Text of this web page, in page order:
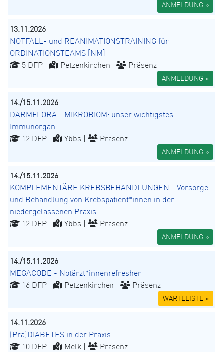
ANMELDUNG »
13.11.2026
NOTFALL- und REANIMATIONSTRAINING für
ORDINATIONSTEAMS [NM]
5 DFP |
Petzenkirchen | Präsenz
ANMELDUNG »
14./15.11.2026
DARMFLORA - MIKROBIOM: unser wichtigstes
Immunorgan
12 DFP |
Ybbs | Präsenz
ANMELDUNG »
14./15.11.2026
KOMPLEMENTÄRE KREBSBEHANDLUNGEN - Vorsorge
und Behandlung von Krebspatient*innen in der
niedergelassenen Praxis
12 DFP |
Ybbs | Präsenz
ANMELDUNG »
14./15.11.2026
MEGACODE - Notärzt*innenrefresher
16 DFP |
Petzenkirchen | Präsenz
WARTELISTE »
14.11.2026
(Prä)DIABETES in der Praxis
10 DFP |
Melk | Präsenz